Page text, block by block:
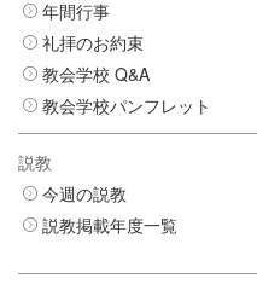
年間行事
礼拝のお約束
教会学校 Q&A
教会学校パンフレット
説教
今週の説教
説教掲載年度一覧